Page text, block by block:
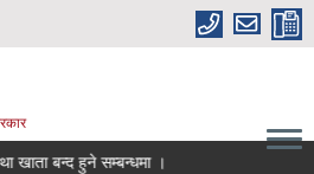
बन्द हुने सम्बन्धमा ।